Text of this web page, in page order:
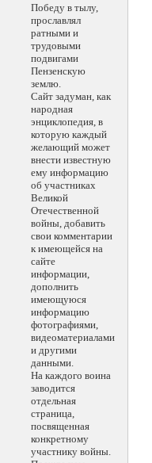
Победу в тылу,
прославлял
ратными и
трудовыми
подвигами
Пензенскую
землю.
Сайт задуман, как
народная
энциклопедия, в
которую каждый
желающий может
внести известную
ему информацию
об участниках
Великой
Отечественной
войны, добавить
свои комментарии
к имеющейся на
сайте
информации,
дополнить
имеющуюся
информацию
фотографиями,
видеоматериалами
и другими
данными.
На каждого воина
заводится
отдельная
страница,
посвященная
конкретному
участнику войны.